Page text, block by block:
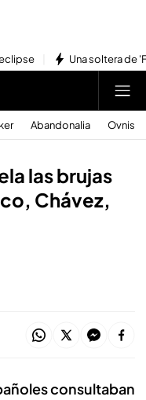
Una soltera de
Abandonalia Ovnis
las brujas
Chávez,
consultaban